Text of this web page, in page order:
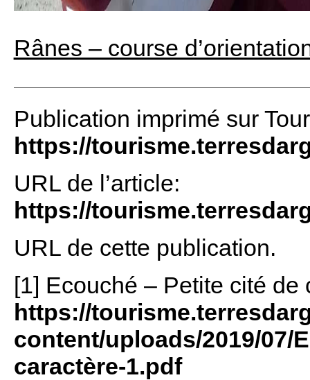
Rânes – course
Publication imprimé sur
https://
URL de l’article:
https://
URL de cette publication.
[1] Ecouché – Petite cité de
https://
content/uploads/2019/07/
caractère-1.pdf